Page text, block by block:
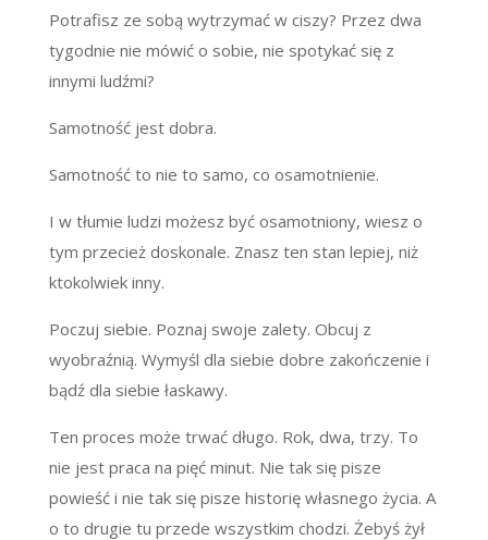
Potrafisz ze sobą wytrzymać w ciszy? Przez dwa
tygodnie nie mówić o sobie, nie spotykać się z
innymi ludźmi?
Samotność jest dobra.
Samotność to nie to samo, co osamotnienie.
I w tłumie ludzi możesz być osamotniony, wiesz o
tym przecież doskonale. Znasz ten stan lepiej, niż
ktokolwiek inny.
Poczuj siebie. Poznaj swoje zalety. Obcuj z
wyobraźnią. Wymyśl dla siebie dobre zakończenie i
bądź dla siebie łaskawy.
Ten proces może trwać długo. Rok, dwa, trzy. To
nie jest praca na pięć minut. Nie tak się pisze
powieść i nie tak się pisze historię własnego życia. A
o to drugie tu przede wszystkim chodzi. Żebyś żył